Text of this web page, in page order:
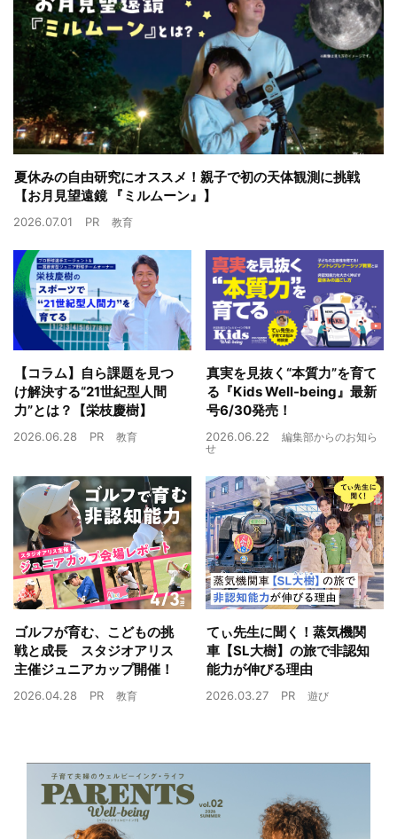
夏休みの自由研究にオススメ！親子で初の天体観測に挑戦
【お月見望遠鏡 『ミルムーン』】
2026.07.01 PR 教育
【コラム】自ら課題を見つ
け解決する“21世紀型人間
力”とは？【栄枝慶樹】
2026.06.28 PR 教育
真実を見抜く“本質力”を育て
る『Kids Well-being』最新
号6/30発売！
2026.06.22
編集部からのお知ら
せ
ゴルフが育む、こどもの挑
戦と成長 スタジオアリス
主催ジュニアカップ開催！
2026.04.28 PR 教育
てぃ先生に聞く！蒸気機関
車【SL大樹】の旅で非認知
能力が伸びる理由
2026.03.27 PR 遊び